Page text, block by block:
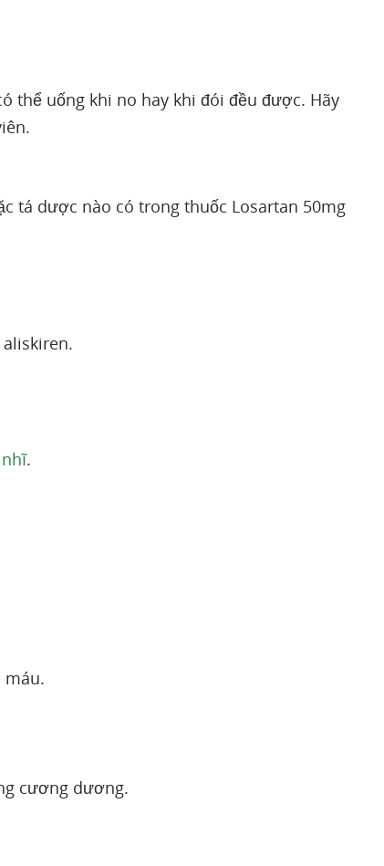
thể uống khi no hay khi đói đều được. Hãy
tá dược nào có trong thuốc Losartan 50mg
.
máu.
cương dương.